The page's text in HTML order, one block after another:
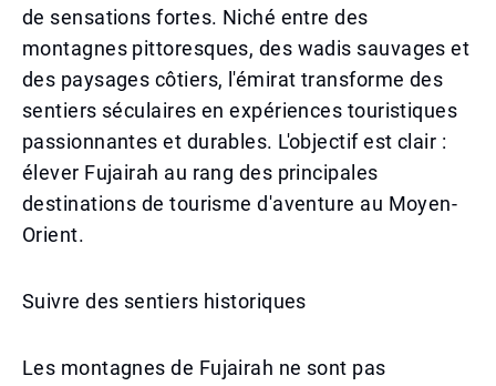
de sensations fortes. Niché entre des
montagnes pittoresques, des wadis sauvages et
des paysages côtiers, l'émirat transforme des
sentiers séculaires en expériences touristiques
passionnantes et durables. L'objectif est clair :
élever Fujairah au rang des principales
destinations de tourisme d'aventure au Moyen-
Orient.
Suivre des sentiers historiques
Les montagnes de Fujairah ne sont pas